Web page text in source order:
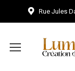
Rue Jules